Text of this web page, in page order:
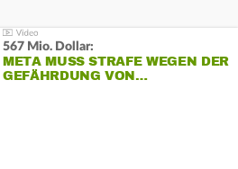
567 Mio. Dollar:
META MUSS STRAFE WEGEN DER
GEFÄHRDUNG VON…